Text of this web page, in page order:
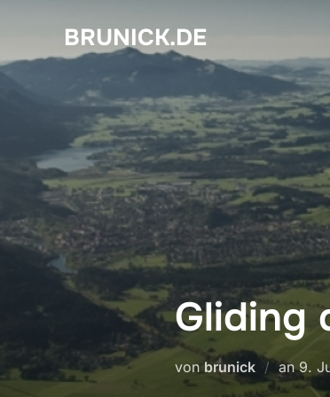
springen
BRUNICK.DE
Gliding
von brunick an
am
9.